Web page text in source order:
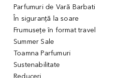
Parfumuri de Vară Barbati
În siguranță la soare
Frumusețe în format travel
Summer Sale
Toamna Parfumuri
Sustenabilitate
Reduceri